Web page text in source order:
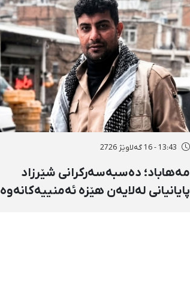
13:43 - 16 گەلاوێژ 2726
مەهاباد؛ دەسبەسەرکرانی شێرزاد
پایانیانی لەلایەن هێزە ئەمنییەکانەوە